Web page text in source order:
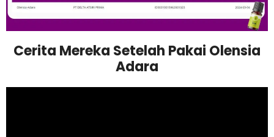
Cerita Mereka Setelah Pakai Olensia
Adara